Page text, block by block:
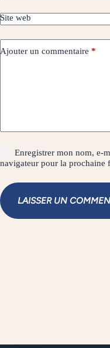
Site web
Ajouter un commentaire *
Enregistrer mon nom, e-
navigateur pour la prochaine
LAISSER UN